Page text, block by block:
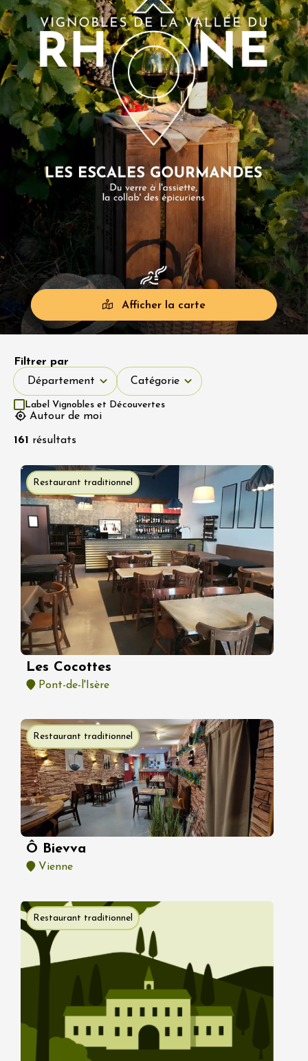
Afficher la carte
Autour de moi
Filtrer par
Département
Département
Catégorie
Catégorie
Label Vignobles et Découvertes
161 résultats
Restaurant traditionnel
Les Cocottes
Pont-de-l'Isère
Restaurant traditionnel
Ô Bievva
Vienne
Restaurant traditionnel